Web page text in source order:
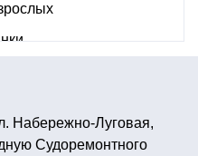
Набережно-Луговая,
Судоремонтного